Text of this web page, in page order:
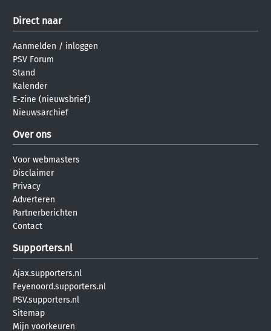
Direct naar
Aanmelden / inloggen
PSV Forum
Stand
Kalender
E-zine (nieuwsbrief)
Nieuwsarchief
Over ons
Voor webmasters
Disclaimer
Privacy
Adverteren
Partnerberichten
Contact
Supporters.nl
Ajax.supporters.nl
Feyenoord.supporters.nl
PSV.supporters.nl
Sitemap
Mijn voorkeuren